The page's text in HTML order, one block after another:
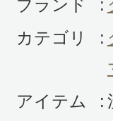
ブランド :
カテゴリ
:
アイテム
: